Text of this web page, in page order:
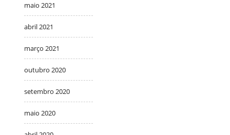
maio 2021
abril 2021
março 2021
outubro 2020
setembro 2020
maio 2020